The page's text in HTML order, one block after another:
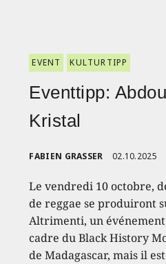
EVENT KULTURTIPP
Eventtipp:
Kristal
FABIEN GRASSER 02.10.2025
Le vendredi 10 octobre,
de reggae se produiront
Altrimenti, un événement
cadre du Black History
de Madagascar, mais il